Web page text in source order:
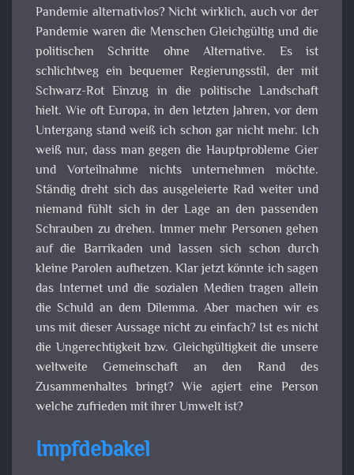
Pandemie alternativlos? Nicht wirklich, auch vor der
Pandemie waren die Menschen Gleichgültig und die
politischen Schritte ohne Alternative. Es ist
schlichtweg ein bequemer Regierungsstil, der mit
Schwarz-Rot Einzug in die politische Landschaft
hielt. Wie oft Europa, in den letzten Jahren, vor dem
Untergang stand weiß ich schon gar nicht mehr. Ich
weiß nur, dass man gegen die Hauptprobleme Gier
und Vorteilnahme nichts unternehmen möchte.
Ständig dreht sich das ausgeleierte Rad weiter und
niemand fühlt sich in der Lage an den passenden
Schrauben zu drehen. Immer mehr Personen gehen
auf die Barrikaden und lassen sich schon durch
kleine Parolen aufhetzen. Klar jetzt könnte ich sagen
das Internet und die sozialen Medien tragen allein
die Schuld an dem Dilemma. Aber machen wir es
uns mit dieser Aussage nicht zu einfach? Ist es nicht
die Ungerechtigkeit bzw. Gleichgültigkeit die unsere
weltweite Gemeinschaft an den Rand des
Zusammenhaltes bringt? Wie agiert eine Person
welche zufrieden mit ihrer Umwelt ist?
Impfdebakel